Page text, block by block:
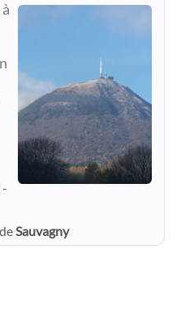
-
deSauvagny